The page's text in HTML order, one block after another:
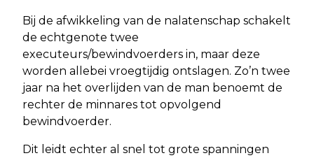
Bij de afwikkeling van de nalatenschap schakelt
de echtgenote twee
executeurs/bewindvoerders in, maar deze
worden allebei vroegtijdig ontslagen. Zo’n twee
jaar na het overlijden van de man benoemt de
rechter de minnares tot opvolgend
bewindvoerder.
Dit leidt echter al snel tot grote spanningen